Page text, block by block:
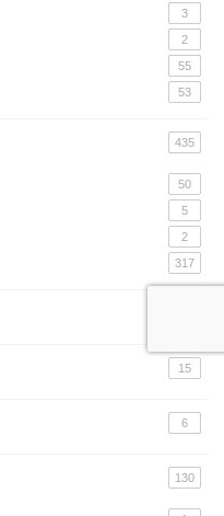
3
2
55
53
435
50
5
2
317
15
6
130